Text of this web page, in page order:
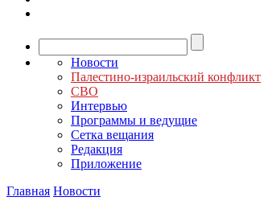
Новости
Палестино-израильский конфликт
СВО
Интервью
Программы и ведущие
Сетка вещания
Редакция
Приложение
Главная Новости